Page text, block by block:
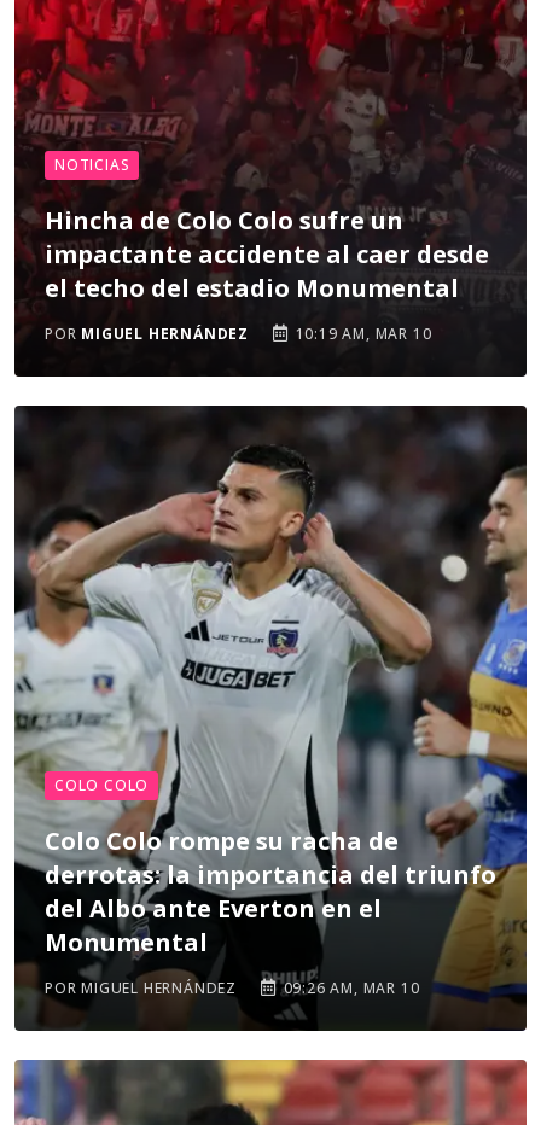
NOTICIAS
Hincha de Colo Colo sufre un
impactante accidente al caer desde
el techo del estadio Monumental
POR MIGUEL HERNÁNDEZ 10:19 AM, MAR 10
COLO COLO
Colo Colo rompe su racha de
derrotas: la importancia del triunfo
del Albo ante Everton en el
Monumental
POR MIGUEL HERNÁNDEZ 09:26 AM, MAR 10